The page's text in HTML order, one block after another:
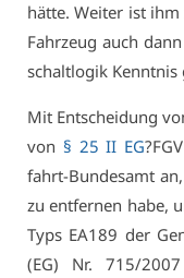
hät­te. Wei­ter ist
Fahr­zeug auch
schalt­lo­gik Kennt­nis
Mit Ent­schei­dung
von § 25 II EG
fahrt-Bun­des­amt
zu ent­fer­nen ha­be,
Typs EA189 der
(EG) Nr. 715/